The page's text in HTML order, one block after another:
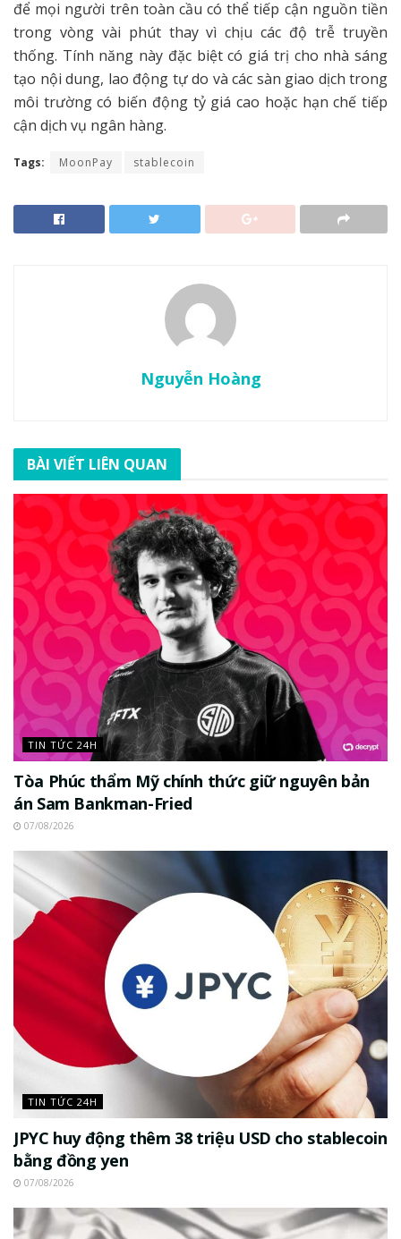
để mọi người trên toàn cầu có thể tiếp cận nguồn tiền
trong vòng vài phút thay vì chịu các độ trễ truyền
thống. Tính năng này đặc biệt có giá trị cho nhà sáng
tạo nội dung, lao động tự do và các sàn giao dịch trong
môi trường có biến động tỷ giá cao hoặc hạn chế tiếp
cận dịch vụ ngân hàng.
Tags: MoonPay stablecoin
Nguyễn Hoàng
BÀI VIẾT LIÊN QUAN
TIN TỨC 24H
Tòa Phúc thẩm Mỹ chính thức giữ nguyên bản
án Sam Bankman-Fried
07/08/2026
TIN TỨC 24H
JPYC huy động thêm 38 triệu USD cho stablecoin
bằng đồng yen
07/08/2026